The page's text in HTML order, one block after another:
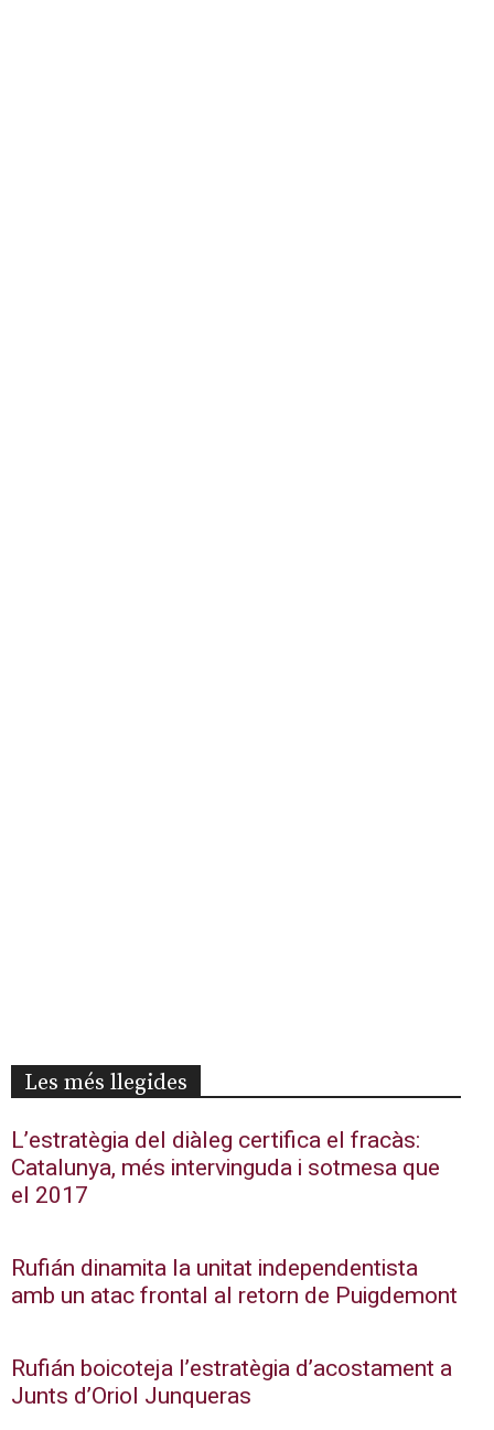
Les més llegides
L’estratègia del diàleg certifica el fracàs:
Catalunya, més intervinguda i sotmesa que
el 2017
Rufián dinamita la unitat independentista
amb un atac frontal al retorn de Puigdemont
Rufián boicoteja l’estratègia d’acostament a
Junts d’Oriol Junqueras